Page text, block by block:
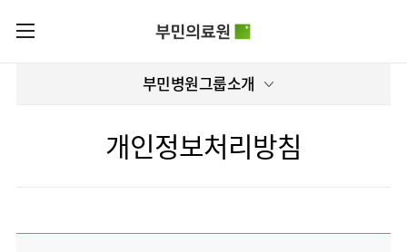
로그인
부민병원그룹소개
개인정보처리방침